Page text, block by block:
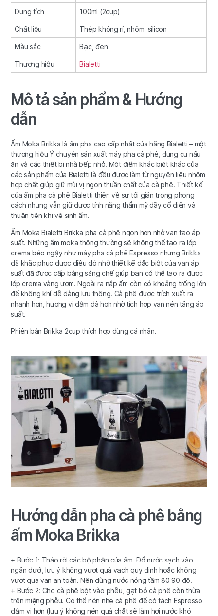
Dung tích 100ml (2cup)
Chất liệu Thép không rỉ, nhôm, silicon
Màu sắc Bạc, đen
Thương hiệu Bialetti
Mô tả sản phẩm & Hướng
dẫn
Ấm Moka Brikka là ấm pha cao cấp nhất của hãng Bialetti – một
thương hiệu Ý chuyên sản xuất máy pha cà phê, dụng cụ nấu
ăn và các thiết bị nhà bếp nhỏ. Một điểm khác biệt khác của
các sản phẩm của Bialetti là đều được làm từ nguyên liệu nhôm
hợp chất giúp giữ mùi vị ngon thuần chất của cà phê. Thiết kế
của ấm pha cà phê Bialetti thiên về sự tối giản trong phong
cách nhưng vẫn giữ được tính năng thẩm mỹ đầy cổ điển và
thuận tiện khi vệ sinh ấm.
Ấm Moka Bialetti Brikka pha cà phê ngon hơn nhờ van tạo áp
suất. Những ấm moka thông thường sẽ không thể tạo ra lớp
crema béo ngậy như máy pha cà phê Espresso nhưng Brikka
đã khắc phục được điều đó nhờ thiết kế đặc biệt của van áp
suất đã được cấp bằng sáng chế giúp bạn có thể tạo ra được
lớp crema vàng ươm. Ngoài ra nắp ấm còn có khoảng trống lớn
để không khí dễ dàng lưu thông. Cà phê được trích xuất ra
nhanh hơn, hương vị đậm đà hơn nhờ tích hợp van nén tăng áp
suất.
Phiên bản Brikka 2cup thích hợp dùng cá nhân.
Hướng dẫn pha cà phê bằng
ấm Moka Brikka
+ Bước 1: Tháo rời các bộ phận của ấm. Đổ nước sạch vào
ngăn dưới, lưu ý không vượt quá vạch quy định hoặc không
vượt qua van an toàn. Nên dùng nước nóng tầm 80 90 độ.
+ Bước 2: Cho cà phê bột vào phễu, gạt bỏ cà phê còn thừa
trên miệng phễu. Có thể nén nhẹ cà phê để có tách Espresso
đậm vị hơn (lưu ý không nén quá chặt sẽ làm hơi nước khó